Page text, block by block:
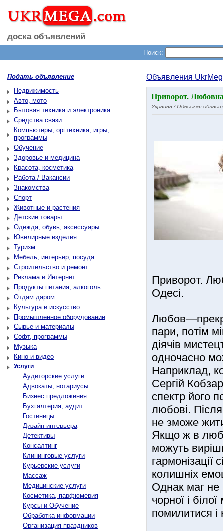
доска объявлений
Поиск:
Подать объявление
Недвижимость
Авто, мото
Бытовая техника и электроника
Средства связи
Компьютеры, оргтехника, игры,
программы
Обучение
Здоровье и медицина
Красота, косметика
Работа / Вакансии
Знакомства
Спорт
Животные и растения
Детские товары
Одежда, обувь, аксессуары
Ювелирные изделия
Туризм
Мебель, интерьер, посуда
Строительство и ремонт
Реклама и Интернет
Продукты питания, алкоголь
Отдам даром
Культура и искусство
Промышленное оборудование
Сырье и материалы
Софт, программы
Музыка
Кино и видео
Услуги
Аудиторские услуги
Адвокаты, нотариусы
Бизнес предложения
Бухгалтерия, аудит
Гостиницы
Дизайн интерьера
Детективы
Консалтинг
Клининговые услуги
Курьерские услуги
Массаж
Медицинские услуги
Косметика, парфюмерия
Курсы и Обучение
Обработка информации
Организация праздников
Объявления
Приворот. Любовна
Украина /Одесская
Приворот.
Одесі.
пари, потім
діячів
одночасно
Наприклад,
Сергій
спектр його
любові.
не зможе
Якщо ж в
можуть
гармонізації
колишніх
Однак маг не
чорної і
помилитися і